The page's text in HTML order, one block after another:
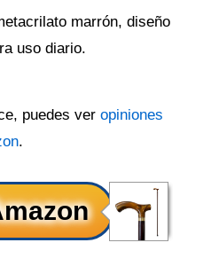
marrón, diseño
uso diario.
puedes ver opiniones
.